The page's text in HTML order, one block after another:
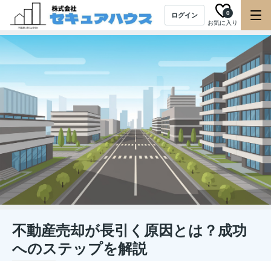
ログイン
お気に入り
0
不動産売却が長引く原因とは？成功
へのステップを解説